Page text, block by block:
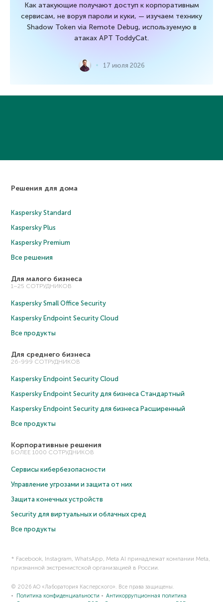
Как атакующие получают доступ к корпоративным
сервисам, не воруя пароли и куки, — изучаем технику
Shadow Token via Remote Debug, используемую в
атаках APT ToddyCat.
17 июля 2026
Решения для дома
Kaspersky Standard
Kaspersky Plus
Kaspersky Premium
Все решения
Для малого бизнеса
1–25 СОТРУДНИКОВ
Kaspersky Small Office Security
Kaspersky Endpoint Security Cloud
Все продукты
Для среднего бизнеса
26-999 СОТРУДНИКОВ
Kaspersky Endpoint Security Cloud
Kaspersky Endpoint Security для бизнеса Cтандартный
Kaspersky Endpoint Security для бизнеса Расширенный
Все продукты
Корпоративные решения
БОЛЕЕ 1000 СОТРУДНИКОВ
Сервисы кибербезопасности
Управление угрозами и защита от них
Защита конечных устройств
Security для виртуальных и облачных сред
Все продукты
* Facebook, Instagram, WhatsApp, Meta AI принадлежат компании Meta,
признанной экстремистской организацией в России.
© 2026 АО «Лаборатория Касперского». Все права защищены.
Политика конфиденциальности
Антикоррупционная политика